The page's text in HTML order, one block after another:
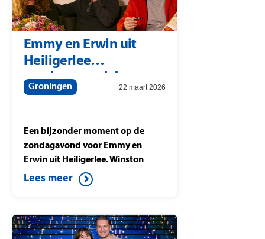
Emmy en Erwin uit
Heiligerlee
zondagavond door
Winston
met 207.000 euro
Groningen 22 maart 2026
Een bijzonder moment op de
zondagavond voor Emmy en
Erwin uit Heiligerlee. Winston
Gerschtanowitz verrast de
thuiswinnaars met
dat studiowinnaar Berteld uit
Gorssel wint tijdens Postcode
Lees meer